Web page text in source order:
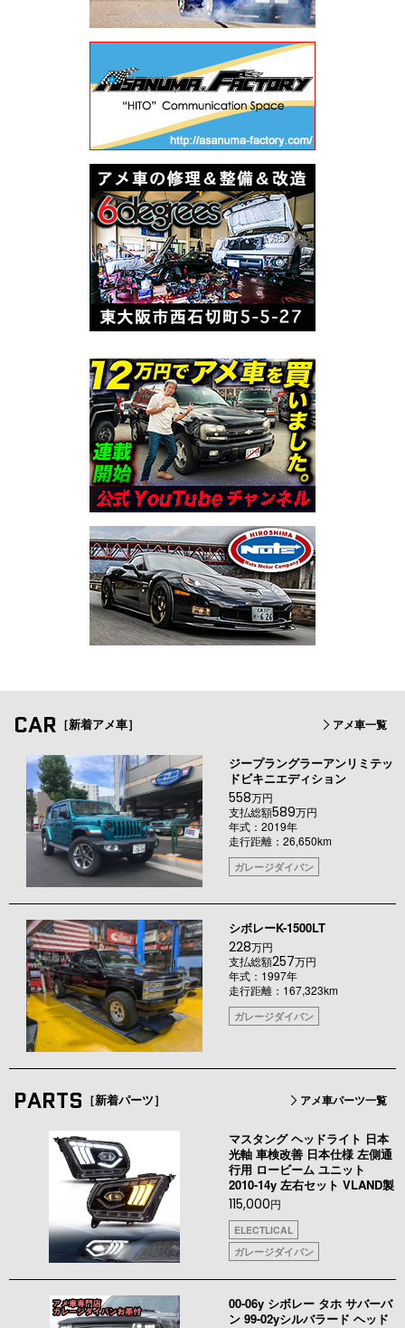
CAR ［新着アメ車］ アメ車一覧
ジープラングラーアンリミテッ
ドビキニエディション
558万円
支払総額589万円
年式：2019年
走行距離：26,650km
ガレージダイバン
シボレーK-1500LT
228万円
支払総額257万円
年式：1997年
走行距離：167,323km
ガレージダイバン
PARTS ［新着パーツ］ アメ車パーツ一覧
マスタング ヘッドライト 日本
光軸 車検改善 日本仕様 左側通
行用 ロービーム ユニット
2010-14y 左右セット VLAND製
115,000円
ELECTLICAL
ガレージダイバン
00-06y シボレー タホ サバーバ
ン 99-02yシルバラード ヘッド